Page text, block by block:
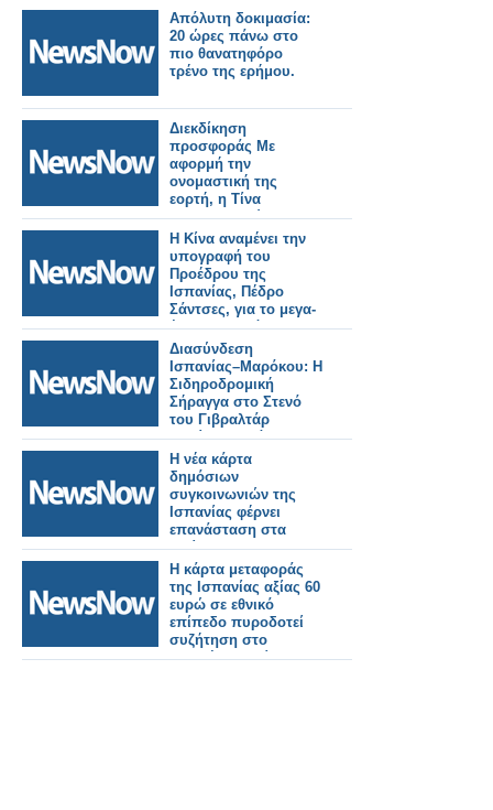
Απόλυτη δοκιμασία:
20 ώρες πάνω στο
πιο θανατηφόρο
τρένο της ερήμου.
Διεκδίκηση
προσφοράς Με
αφορμή την
ονομαστική της
εορτή, η Τίνα
Μεσσαροπούλου
συνομίλησε ζωντανά
με την Σταματίνα
Τσιμτσιλή και την
τηλεοπτική της παρέα
το πρωινό της
Πέμπτης στο Happy
Day του Alpha. Κι
αυτό, μιας και
αμέσως μετά τις ευχές
στους συνεργάτες
που βρίσκονταν
μπροστά και πίσω
Η Κίνα αναμένει την
υπογραφή του
Προέδρου της
Ισπανίας, Πέδρο
Σάντσες, για το μεγα-
έργο του Δρόμου του
Μεταξιού. Κινέζοι
κατασκευαστές
ετοιμάζονται για
μελλοντικές
σιδηροδρομικές
γραμμές υψηλής
ταχύτητας.
Διασύνδεση
Ισπανίας–Μαρόκου: Η
Σιδηροδρομική
Σήραγγα στο Στενό
του Γιβραλτάρ
μπαίνει σε φάση
υλοποίησης
Η νέα κάρτα
δημόσιων
συγκοινωνιών της
Ισπανίας φέρνει
επανάσταση στα
ταξίδια.
Η κάρτα μεταφοράς
της Ισπανίας αξίας 60
ευρώ σε εθνικό
επίπεδο πυροδοτεί
συζήτηση στο
Ηνωμένο Βασίλειο για